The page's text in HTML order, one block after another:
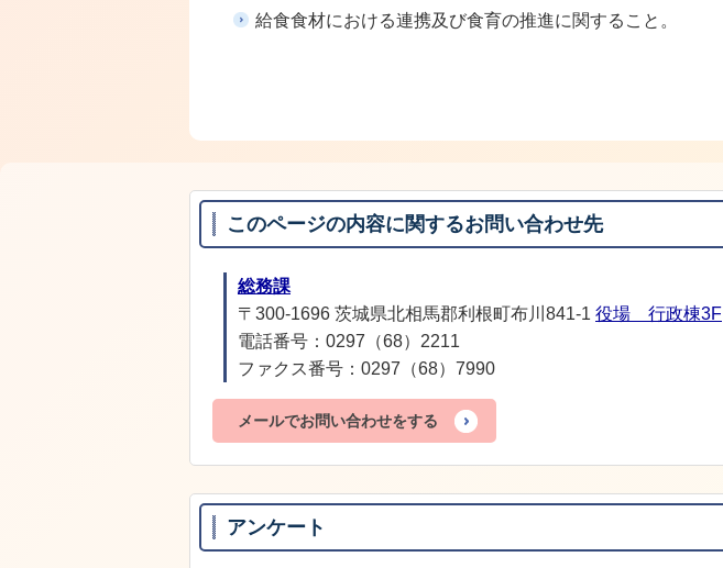
給食食材における連携及び食育の推進に関すること。
このページの内容に関するお問い合わせ先
総務課
〒300-1696 茨城県北相馬郡利根町布川841-1 役場 行政棟3F
電話番号：0297（68）2211
ファクス番号：0297（68）7990
メールでお問い合わせをする
アンケート